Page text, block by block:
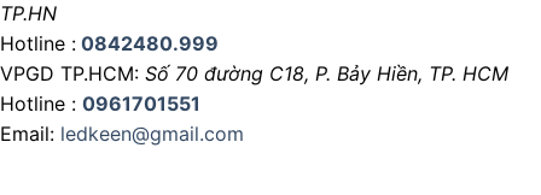
TP.HN
Hotline : 0842480.999
VPGD TP.HCM: Số 70 đường C18, P. Bảy Hiền, TP. HCM
Hotline : 0961701551
Email: ledkeen@gmail.com